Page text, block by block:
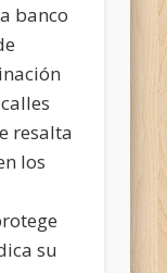
banco
resalta
los
su